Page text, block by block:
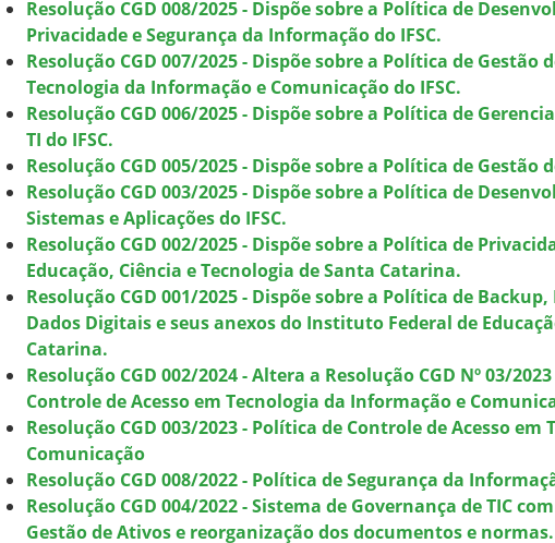
Resolução CGD 008/2025 - Dispõe sobre a Política de
Privacidade e Segurança da Informação do IFSC.
Resolução CGD 007/2025 - Dispõe sobre a Política de Gestão
Tecnologia da Informação e Comunicação do IFSC.
Resolução CGD 006/2025 - Dispõe sobre a Política de
TI do IFSC.
Resolução CGD 005/2025 - Dispõe sobre a Política de Gestão
Resolução CGD 003/2025 - Dispõe sobre a Política de
Sistemas e Aplicações do IFSC.
Resolução CGD 002/2025 - Dispõe sobre a Política de
Educação, Ciência e Tecnologia de Santa Catarina.
Resolução CGD 001/2025 - Dispõe sobre a Política de
Dados Digitais e seus anexos do Instituto Federal de
Catarina.
Resolução CGD 002/2024 - Altera a Resolução CGD Nº 03/
Controle de Acesso em Tecnologia da Informação e
Resolução CGD 003/2023 - Política de Controle de Acesso
Comunicação
Resolução CGD 008/2022 - Política de Segurança da
Resolução CGD 004/2022 - Sistema de Governança de TIC
Gestão de Ativos e reorganização dos documentos e normas.